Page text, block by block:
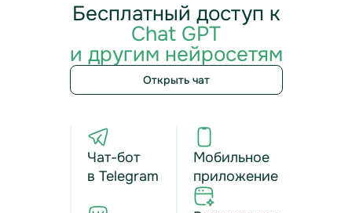
Бесплатный доступ к
Chat GPT
и другим нейросетям
Открыть чат
Чат-бот
в Telegram
Мобильное
приложение